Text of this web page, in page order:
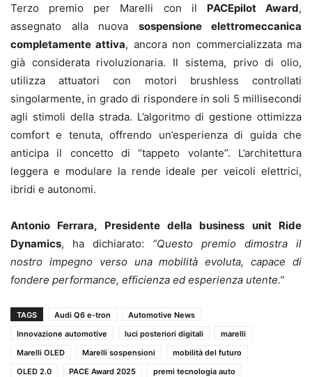
Terzo premio per Marelli con il PACEpilot Award,
assegnato alla nuova sospensione elettromeccanica
completamente attiva, ancora non commercializzata ma
già considerata rivoluzionaria. Il sistema, privo di olio,
utilizza attuatori con motori brushless controllati
singolarmente, in grado di rispondere in soli 5 millisecondi
agli stimoli della strada. L’algoritmo di gestione ottimizza
comfort e tenuta, offrendo un’esperienza di guida che
anticipa il concetto di “tappeto volante”. L’architettura
leggera e modulare la rende ideale per veicoli elettrici,
ibridi e autonomi.
Antonio Ferrara, Presidente della business unit Ride
Dynamics, ha dichiarato: “Questo premio dimostra il
nostro impegno verso una mobilità evoluta, capace di
fondere performance, efficienza ed esperienza utente.”
TAGS Audi Q6 e-tron
Automotive News
Innovazione automotive
luci posteriori digitali
marelli
Marelli OLED
Marelli sospensioni
mobilità del futuro
OLED 2.0
PACE Award 2025
premi tecnologia auto